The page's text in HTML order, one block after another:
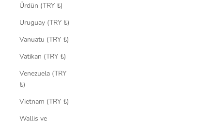
Ürdün (TRY ₺)
Uruguay (TRY ₺)
Vanuatu (TRY ₺)
Vatikan (TRY ₺)
Venezuela (TRY
₺)
Vietnam (TRY ₺)
Wallis ve